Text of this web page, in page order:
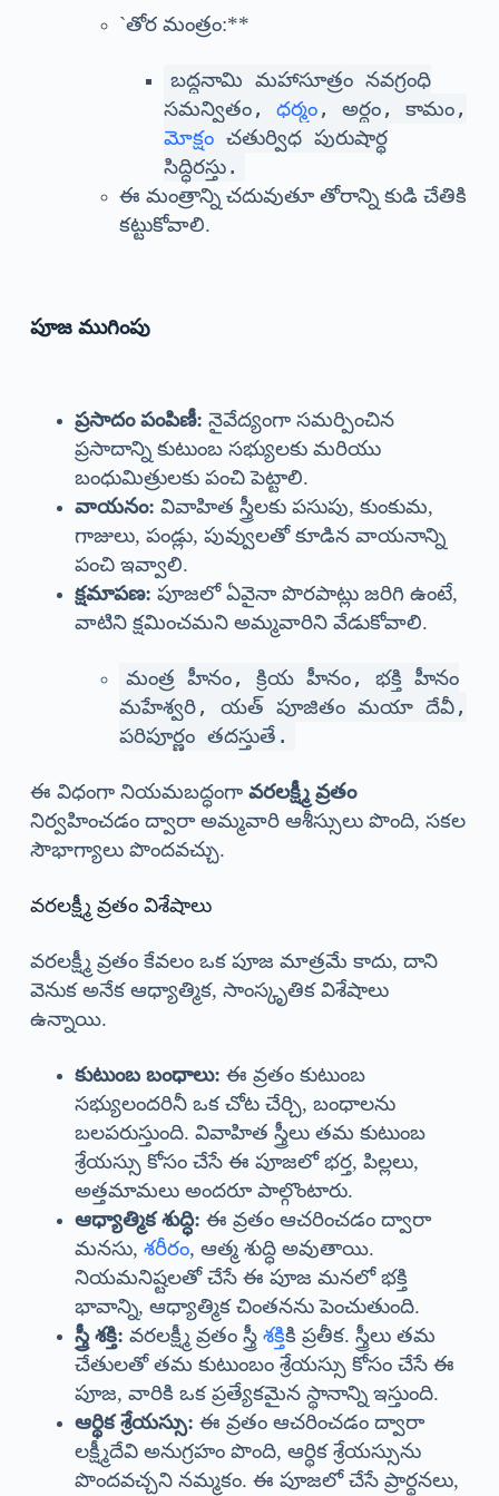
`తోర మంత్రం:**
బద్దనామి మహాసూత్రం నవగ్రంధి
సమన్వితం, ధర్మం, అర్థం, కామం,
మోక్షంచతుర్విధ పురుషార్థ
సిద్ధిరస్తు.
ఈ మంత్రాన్ని చదువుతూ తోరాన్ని కుడి చేతికి
కట్టుకోవాలి.
పూజ ముగింపు
ప్రసాదం పంపిణీ: నైవేద్యంగా సమర్పించిన
ప్రసాదాన్ని కుటుంబ సభ్యులకు మరియు
బంధుమిత్రులకు పంచి పెట్టాలి.
వాయనం: వివాహిత స్త్రీలకు పసుపు, కుంకుమ,
గాజులు, పండ్లు, పువ్వులతో కూడిన వాయనాన్ని
పంచి ఇవ్వాలి.
క్షమాపణ: పూజలో ఏవైనా పొరపాట్లు జరిగి ఉంటే,
వాటిని క్షమించమని అమ్మవారిని వేడుకోవాలి.
మంత్ర హీనం, క్రియ హీనం, భక్తి హీనం
మహేశ్వరి, యత్ పూజితం మయా దేవీ,
పరిపూర్ణం తదస్తుతే.
ఈ విధంగా నియమబద్ధంగా వరలక్ష్మీ వ్రతం
నిర్వహించడం ద్వారా అమ్మవారి ఆశీస్సులు పొంది, సకల
సౌభాగ్యాలు పొందవచ్చు.
వరలక్ష్మీ వ్రతం విశేషాలు
వరలక్ష్మీ వ్రతం కేవలం ఒక పూజ మాత్రమే కాదు, దాని
వెనుక అనేక ఆధ్యాత్మిక, సాంస్కృతిక విశేషాలు
ఉన్నాయి.
కుటుంబ బంధాలు: ఈ వ్రతం కుటుంబ
సభ్యులందరినీ ఒక చోట చేర్చి, బంధాలను
బలపరుస్తుంది. వివాహిత స్త్రీలు తమ కుటుంబ
శ్రేయస్సు కోసం చేసే ఈ పూజలో భర్త, పిల్లలు,
అత్తమామలు అందరూ పాల్గొంటారు.
ఆధ్యాత్మిక శుద్ధి: ఈ వ్రతం ఆచరించడం ద్వారా
మనసు, శరీరం, ఆత్మ శుద్ధి అవుతాయి.
నియమనిష్టలతో చేసే ఈ పూజ మనలో భక్తి
భావాన్ని, ఆధ్యాత్మిక చింతనను పెంచుతుంది.
స్త్రీ శక్తి: వరలక్ష్మీ వ్రతం స్త్రీ శక్తికి ప్రతీక. స్త్రీలు తమ
చేతులతో తమ కుటుంబం శ్రేయస్సు కోసం చేసే ఈ
పూజ, వారికి ఒక ప్రత్యేకమైన స్థానాన్ని ఇస్తుంది.
ఆర్థిక శ్రేయస్సు: ఈ వ్రతం ఆచరించడం ద్వారా
లక్ష్మీదేవి అనుగ్రహం పొంది, ఆర్థిక శ్రేయస్సును
పొందవచ్చని నమ్మకం. ఈ పూజలో చేసే ప్రార్థనలు,